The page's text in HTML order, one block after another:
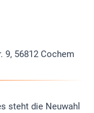
9, 56812 Cochem
steht die Neuwahl